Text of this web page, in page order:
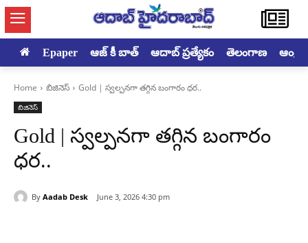
Epaper ఆజ్ కీ బాత్ ఆదాబ్ ప్రత్యేకం తెలంగాణ
Home బిజినెస్ Gold | స్వల్పనగా తగ్గిన బంగారం ధర..
బిజినెస్
Gold | స్వల్పనగా తగ్గిన బంగారం
ధర..
By Aadab Desk June 3, 2026 4:30 pm